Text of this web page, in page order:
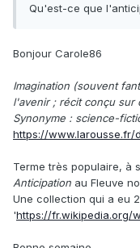
Qu'est-ce que
Bonjour Carole86
Imagination (souvent
l'avenir ; récit conçu sur
Synonyme : science-
https://
Terme très populaire, à
Anticipation au Fleuve
Une collection qui a eu
'https://fr.wikipedia.org/